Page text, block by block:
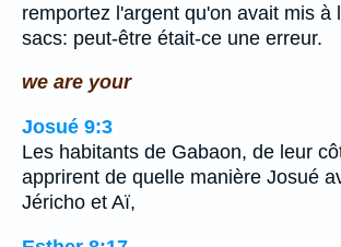
remportez l'argent qu'on avait mis à
sacs: peut-être était-ce une erreur.
we are your
Josué 9:3
Les habitants de Gabaon, de leur
apprirent de quelle manière Josué
Jéricho et Aï,